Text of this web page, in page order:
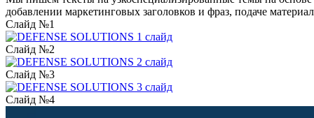
добавлении маркетинговых заголовков и фраз, подаче
Слайд №1
Слайд №2
Слайд №3
Слайд №4